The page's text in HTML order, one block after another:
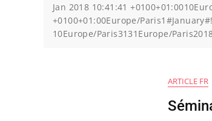
Jan 2018 10:41:41
+0100+01:00Europe/
10Europe/Paris3131Europe/
ARTICLE FR